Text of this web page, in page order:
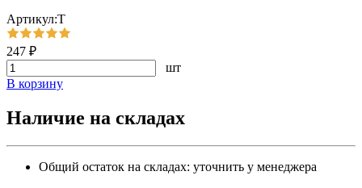
Артикул:Т
247 ₽
шт
В корзину
Наличие на складах
Общий остаток на складах: уточнить у менеджера